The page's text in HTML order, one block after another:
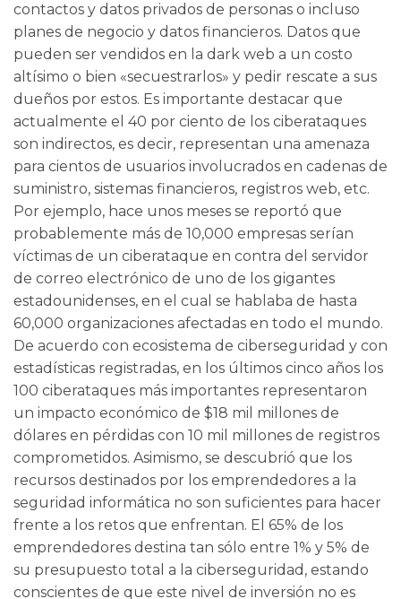
contactos y datos privados de personas o incluso
planes de negocio y datos financieros. Datos que
pueden ser vendidos en la dark web a un costo
altísimo o bien «secuestrarlos» y pedir rescate a sus
dueños por estos. Es importante destacar que
actualmente el 40 por ciento de los ciberataques
son indirectos, es decir, representan una amenaza
para cientos de usuarios involucrados en cadenas de
suministro, sistemas financieros, registros web, etc.
Por ejemplo, hace unos meses se reportó que
probablemente más de 10,000 empresas serían
víctimas de un ciberataque en contra del servidor
de correo electrónico de uno de los gigantes
estadounidenses, en el cual se hablaba de hasta
60,000 organizaciones afectadas en todo el mundo.
De acuerdo con ecosistema de ciberseguridad y con
estadísticas registradas, en los últimos cinco años los
100 ciberataques más importantes representaron
un impacto económico de $18 mil millones de
dólares en pérdidas con 10 mil millones de registros
comprometidos. Asimismo, se descubrió que los
recursos destinados por los emprendedores a la
seguridad informática no son suficientes para hacer
frente a los retos que enfrentan. El 65% de los
emprendedores destina tan sólo entre 1% y 5% de
su presupuesto total a la ciberseguridad, estando
conscientes de que este nivel de inversión no es